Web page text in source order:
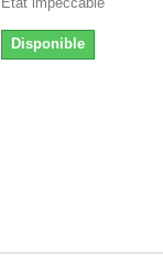
Disponible